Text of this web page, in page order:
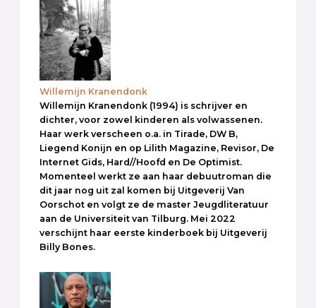
Willemijn Kranendonk
Willemijn Kranendonk (1994) is schrijver en
dichter, voor zowel kinderen als volwassenen.
Haar werk verscheen o.a. in Tirade, DW B,
Liegend Konijn en op Lilith Magazine, Revisor, De
Internet Gids, Hard//Hoofd en De Optimist.
Momenteel werkt ze aan haar debuutroman die
dit jaar nog uit zal komen bij Uitgeverij Van
Oorschot en volgt ze de master Jeugdliteratuur
aan de Universiteit van Tilburg. Mei 2022
verschijnt haar eerste kinderboek bij Uitgeverij
Billy Bones.